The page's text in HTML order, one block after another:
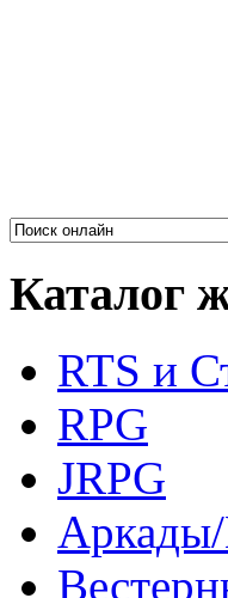
Каталог
RTS и
RPG
JRPG